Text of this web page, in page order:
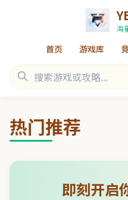
海
首页 游戏库
热门推荐
即刻开启